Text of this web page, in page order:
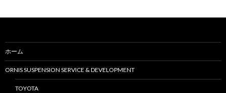
ホーム
ORNIS SUSPENSION SERVICE & DEVELOPMENT
TOYOTA